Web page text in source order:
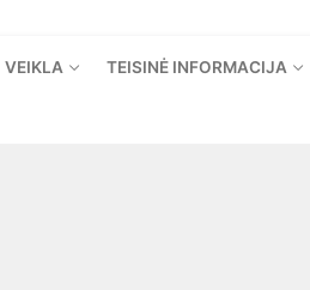
VEIKLA TEISINĖ INFORMACIJA